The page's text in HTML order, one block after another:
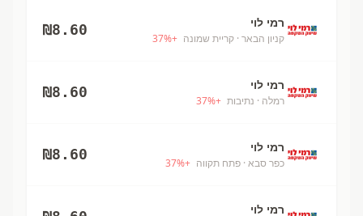
רמי לוי
קניון הבאר · קריית שמונה +
37%
₪8.60
רמי לוי
רמלה · נתיבות +
37%
₪8.60
רמי לוי
כפר סבא · פתח תקווה +
37%
₪8.60
רמי לוי